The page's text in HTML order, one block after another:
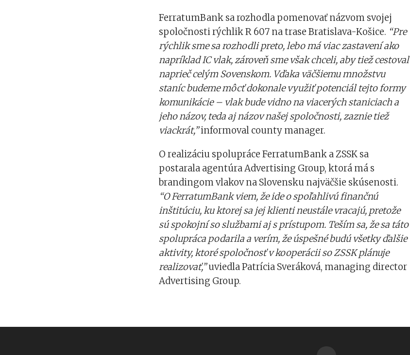
FerratumBank sa rozhodla pomenovať názvom svojej
spoločnosti rýchlik R 607 na trase Bratislava-Košice. “Pre
rýchlik sme sa rozhodli preto, lebo má viac zastavení ako
napríklad IC vlak, zároveň sme však chceli, aby tiež cestoval
naprieč celým Sovenskom. Vďaka väčšiemu množstvu
staníc budeme môcť dokonale využiť potenciál tejto formy
komunikácie – vlak bude vidno na viacerých staniciach a
jeho názov, teda aj názov našej spoločnosti, zaznie tiež
viackrát,”informoval county manager.
O realizáciu spolupráce FerratumBank a ZSSK sa
postarala agentúra Advertising Group, ktorá má s
brandingom vlakov na Slovensku najväčšie skúsenosti.
“O FerratumBank viem, že ide o spoľahlivú finančnú
inštitúciu, ku ktorej sa jej klienti neustále vracajú, pretože
sú spokojní so službami aj s prístupom. Teším sa, že sa táto
spolupráca podarila a verím, že úspešné budú všetky ďalšie
aktivity, ktoré spoločnosť v kooperácii so ZSSK plánuje
realizovať,”uviedla Patrícia Sveráková, managing director
Advertising Group.